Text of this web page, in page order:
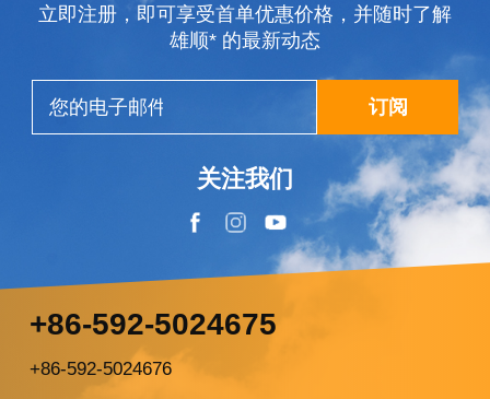
立即注册，即可享受首单优惠价格，并随时了解
雄顺* 的最新动态
订阅
关注我们
+86-592-5024675
+86-592-5024676